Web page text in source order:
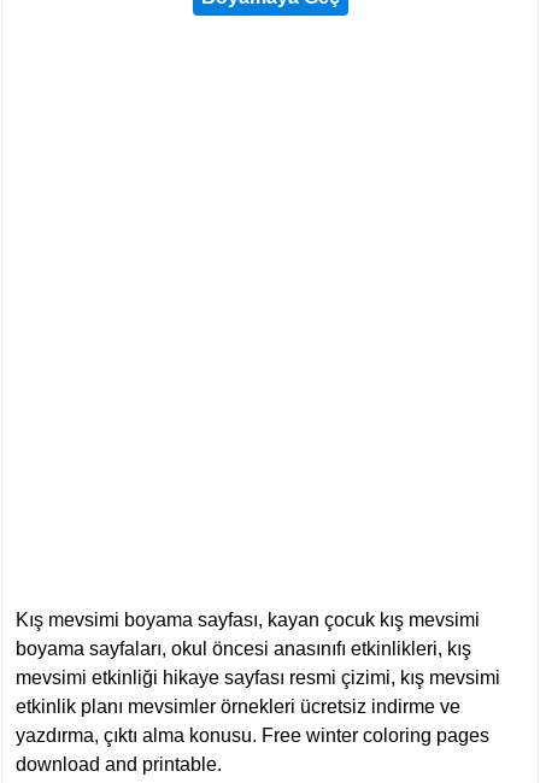
Kış mevsimi boyama sayfası, kayan çocuk kış mevsimi
boyama sayfaları, okul öncesi anasınıfı etkinlikleri, kış
mevsimi etkinliği hikaye sayfası resmi çizimi, kış mevsimi
etkinlik planı mevsimler örnekleri ücretsiz indirme ve
yazdırma, çıktı alma konusu. Free winter coloring pages
download and printable.